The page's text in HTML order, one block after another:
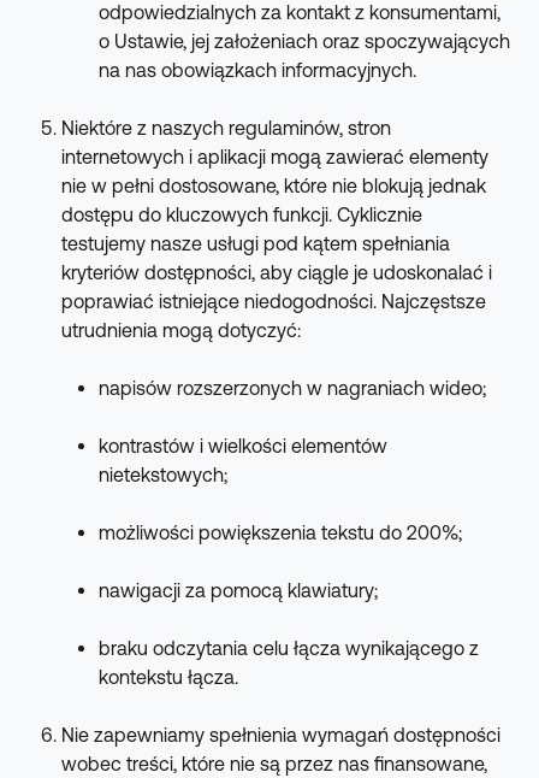
odpowiedzialnych za kontakt z konsumentami,
o Ustawie, jej założeniach oraz spoczywających
na nas obowiązkach informacyjnych.
Niektóre z naszych regulaminów, stron
internetowych i aplikacji mogą zawierać elementy
nie w pełni dostosowane, które nie blokują jednak
dostępu do kluczowych funkcji. Cyklicznie
testujemy nasze usługi pod kątem spełniania
kryteriów dostępności, aby ciągle je udoskonalać i
poprawiać istniejące niedogodności. Najczęstsze
utrudnienia mogą dotyczyć:
napisów rozszerzonych w nagraniach wideo;
kontrastów i wielkości elementów
nietekstowych;
możliwości powiększenia tekstu do 200%;
nawigacji za pomocą klawiatury;
braku odczytania celu łącza wynikającego z
kontekstu łącza.
Nie zapewniamy spełnienia wymagań dostępności
wobec treści, które nie są przez nas finansowane,